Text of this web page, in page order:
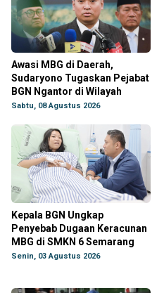
Awasi MBG di Daerah,
Sudaryono Tugaskan Pejabat
BGN Ngantor di Wilayah
Sabtu, 08 Agustus 2026
Kepala BGN Ungkap
Penyebab Dugaan Keracunan
MBG di SMKN 6 Semarang
Senin, 03 Agustus 2026